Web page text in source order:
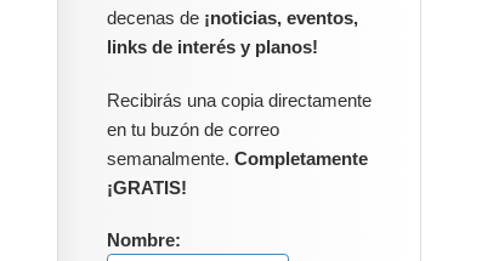
decenas de ¡noticias, eventos,
links de interés y planos!
Recibirás una copia directamente
en tu buzón de correo
semanalmente. Completamente
¡GRATIS!
Nombre: